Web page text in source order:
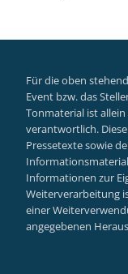
Für die oben
Event bzw. das
Tonmaterial ist
verantwortlich.
Pressetexte sowie
Informationen zur
Weiterverarbeitung
einer
angegebenen